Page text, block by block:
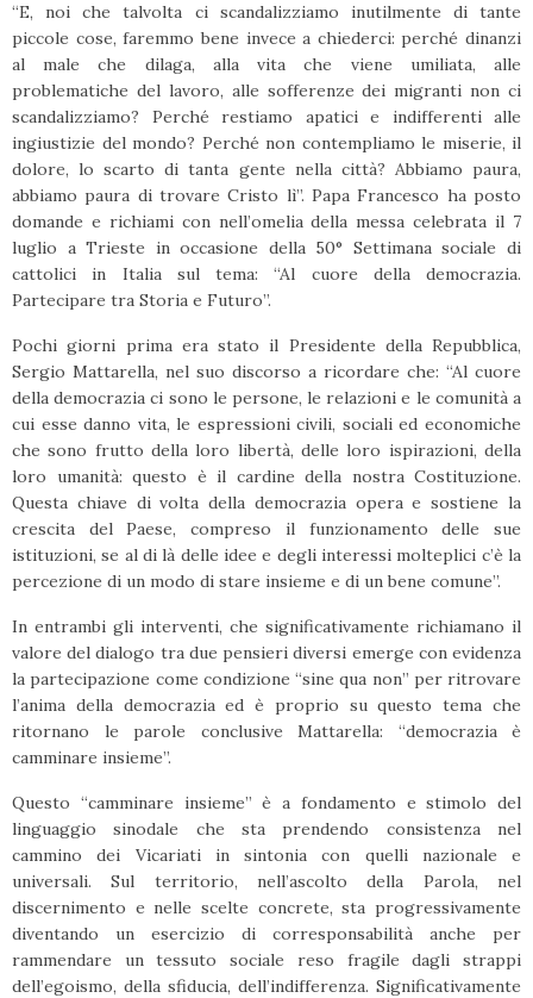
“E, noi che talvolta ci scandalizziamo inutilmente di tante
piccole cose, faremmo bene invece a chiederci: perché dinanzi
al male che dilaga, alla vita che viene umiliata, alle
problematiche del lavoro, alle sofferenze dei migranti non ci
scandalizziamo? Perché restiamo apatici e indifferenti alle
ingiustizie del mondo? Perché non contempliamo le miserie, il
dolore, lo scarto di tanta gente nella città? Abbiamo paura,
abbiamo paura di trovare Cristo lì”. Papa Francesco ha posto
domande e richiami con nell’omelia della messa celebrata il 7
luglio a Trieste in occasione della 50° Settimana sociale di
cattolici in Italia sul tema: “Al cuore della democrazia.
Partecipare tra Storia e Futuro”.
Pochi giorni prima era stato il Presidente della Repubblica,
Sergio Mattarella, nel suo discorso a ricordare che: “Al cuore
della democrazia ci sono le persone, le relazioni e le comunità a
cui esse danno vita, le espressioni civili, sociali ed economiche
che sono frutto della loro libertà, delle loro ispirazioni, della
loro umanità: questo è il cardine della nostra Costituzione.
Questa chiave di volta della democrazia opera e sostiene la
crescita del Paese, compreso il funzionamento delle sue
istituzioni, se al di là delle idee e degli interessi molteplici c’è la
percezione di un modo di stare insieme e di un bene comune”.
In entrambi gli interventi, che significativamente richiamano il
valore del dialogo tra due pensieri diversi emerge con evidenza
la partecipazione come condizione “sine qua non” per ritrovare
l’anima della democrazia ed è proprio su questo tema che
ritornano le parole conclusive Mattarella: “democrazia è
camminare insieme”.
Questo “camminare insieme” è a fondamento e stimolo del
linguaggio sinodale che sta prendendo consistenza nel
cammino dei Vicariati in sintonia con quelli nazionale e
universali. Sul territorio, nell’ascolto della Parola, nel
discernimento e nelle scelte concrete, sta progressivamente
diventando un esercizio di corresponsabilità anche per
rammendare un tessuto sociale reso fragile dagli strappi
dell’egoismo, della sfiducia, dell’indifferenza. Significativamente